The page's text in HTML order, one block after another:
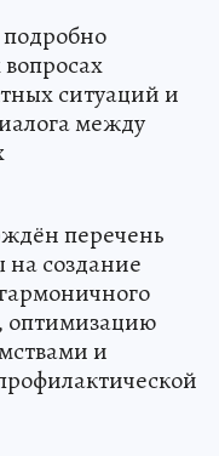
ситуаций и
между
перечень
создание
оптимизацию
и